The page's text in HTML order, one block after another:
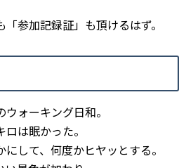
参加記録証」も頂けるはず。
ォーキング日和。
は眠かった。
して、何度かヒヤッとする。